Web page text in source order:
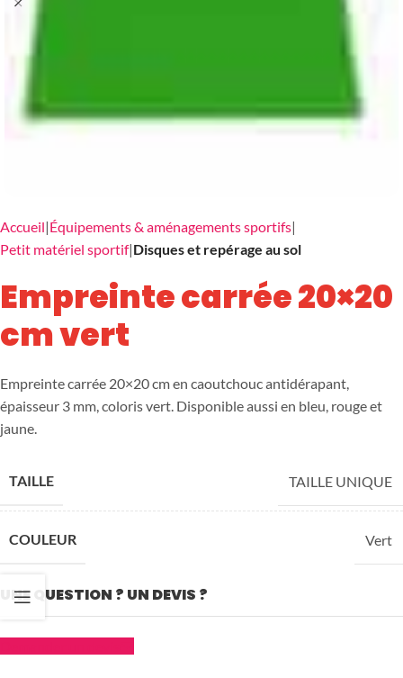
Accueil Équipements & aménagements sportifs
Petit matériel sportif Disques et repérage au sol
Empreinte carrée 20×20
cm vert
Empreinte carrée 20×20 cm en caoutchouc antidérapant,
épaisseur 3 mm, coloris vert. Disponible aussi en bleu, rouge et
jaune.
TAILLE TAILLE UNIQUE
COULEUR Vert
UNE QUESTION ? UN DEVIS ?